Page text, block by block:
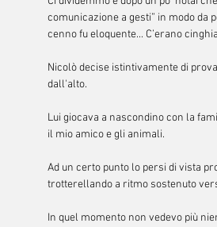
comunicazione a gesti” in modo
cenno fu eloquente... C’erano
Nicolò decise istintivamente di
dall'alto.
Lui giocava a nascondino con la
il mio amico e gli animali.
Ad un certo punto lo persi di vista
trotterellando a ritmo sostenuto
In quel momento non vedevo più